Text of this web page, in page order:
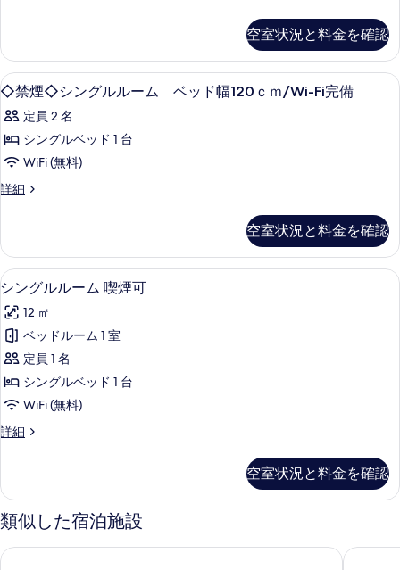
真
を
表
示
す
る
ｃ
ｍ/Wi-
Fi
完
備
の
す
の
写
真
を
表
示
す
る
ｃ
ｍ/Wi-
Fi
完
備
の
詳
細
ー
ム
ベ
ッ
ド
幅
ｍ/Wi-
Fi
完
備
の
す
べ
て
の
を
表
示
ツ
イ
ン
ー
ム
ッ
ド
幅
ｍ/Wi-
完
備
の
詳
細
空室状況と料金を確認
◇
禁
煙
◇
シ
ン
ル
ー
ム
ベ
ッ
ド
幅
120
Fi
完
備
の
1
◇禁煙◇シングルルーム ベッド幅120ｃｍ/Wi-Fi完備
定員 2 名
シングルベッド 1 台
WiFi (無料)
詳細
◇
シ
ン
グ
ル
ー
ム
ベ
ッ
ド
幅
120
完
備
の
細
空室状況と料金を確認
シ
ン
グ
ル
ル
ー
喫
可
の
す
べ
5
シングルルーム 喫煙可
12 ㎡
ベッドルーム 1 室
定員 1 名
シングルベッド 1 台
WiFi (無料)
詳細
シ
ル
ー
ム
煙
空室状況と料金を確認
類似した宿泊施設
キャッスルイン小牧 ホテル